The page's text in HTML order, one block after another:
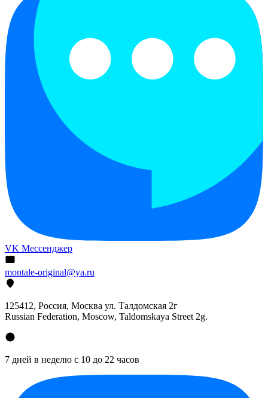
VK Мессенджер
montale-original@ya.ru
125412, Россия, Москва ул. Талдомская 2г
Russian Federation, Moscow, Taldomskaya Street 2g.
7 дней в неделю с 10 до 22 часов